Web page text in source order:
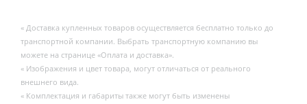
« Доставка купленных товаров осуществляется бесплатно только до
транспортной компании. Выбрать транспортную компанию вы
можете на странице «Оплата и доставка».
« Изображения и цвет товара, могут отличаться от реального
внешнего вида.
« Комплектация и габариты также могут быть изменены